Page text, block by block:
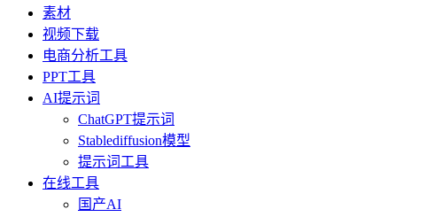
素材
视频下载
电商分析工具
PPT工具
AI提示词
ChatGPT提示词
Stablediffusion模型
提示词工具
在线工具
国产AI